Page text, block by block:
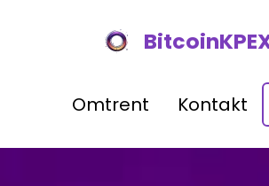
Omtrent Kontakt